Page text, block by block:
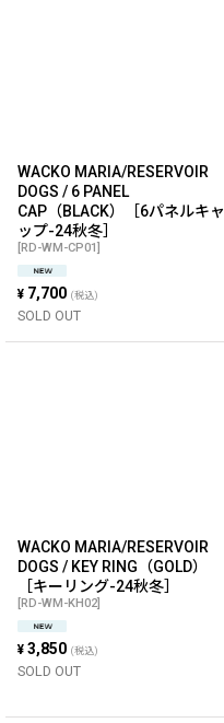
WACKO MARIA/RESERVOIR
DOGS / 6 PANEL
CAP（BLACK）［6パネルキャ
ップ-24秋冬］
[RD-WM-CP01]
¥ 7,700 (税込)
SOLD OUT
WACKO MARIA/RESERVOIR
DOGS / KEY RING（GOLD）
［キーリング-24秋冬］
[RD-WM-KH02]
¥ 3,850 (税込)
SOLD OUT